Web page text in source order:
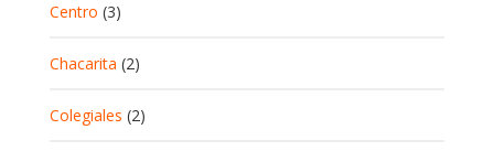
Centro (3)
Chacarita (2)
Colegiales (2)